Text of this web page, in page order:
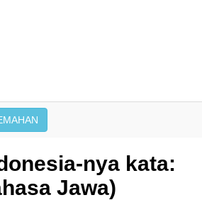
nya kata:
Jawa)